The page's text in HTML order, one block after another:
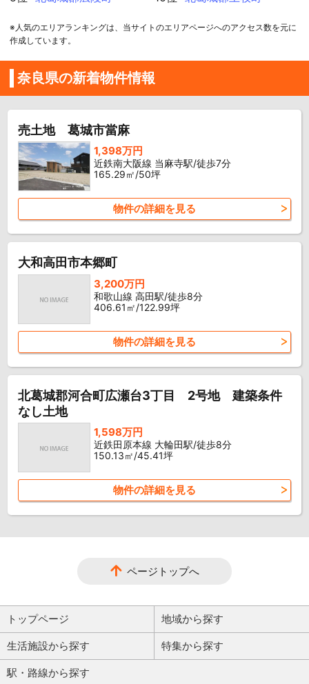
※人気のエリアランキングは、当サイトのエリアページへのアクセス数を元に
作成しています。
奈良県の新着物件情報
売土地 葛城市當麻
1,398万円
近鉄南大阪線 当麻寺駅/徒歩7分
165.29㎡/50坪
物件の詳細を見る
大和高田市本郷町
3,200万円
和歌山線 高田駅/徒歩8分
406.61㎡/122.99坪
物件の詳細を見る
北葛城郡河合町広瀬台3丁目 2号地 建築条件
なし土地
1,598万円
近鉄田原本線 大輪田駅/徒歩8分
150.13㎡/45.41坪
物件の詳細を見る
ページトップへ
トップページ 地域から探す
生活施設から探す 特集から探す
駅・路線から探す